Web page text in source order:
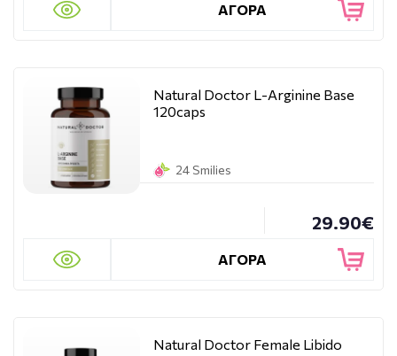
ΑΓΟΡΑ
Natural Doctor L-Arginine Base
120caps
24 Smilies
29.90€
ΑΓΟΡΑ
Natural Doctor Female Libido